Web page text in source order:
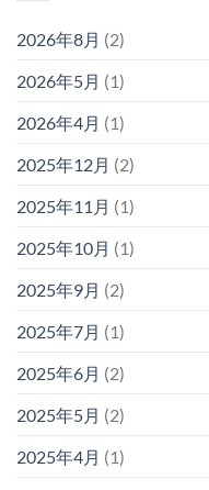
2026年8月 (2)
2026年5月 (1)
2026年4月 (1)
2025年12月 (2)
2025年11月 (1)
2025年10月 (1)
2025年9月 (2)
2025年7月 (1)
2025年6月 (2)
2025年5月 (2)
2025年4月 (1)